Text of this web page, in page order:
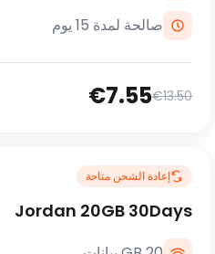
صالحة لمدة 15 يوم
€13.50
€7.55
إعادة الشحن متاحة
Jordan 20GB 30Days